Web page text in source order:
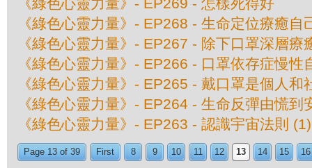
《綠色心靈力量》- EP268 - 生命定位療癒自
《綠色心靈力量》- EP267 - 除下口罩深層療
《綠色心靈力量》- EP266 - 口罩依存症慢性
《綠色心靈力量》- EP265 - 戴口罩是個人和
《綠色心靈力量》- EP264 - 生命反彈由慌到
《綠色心靈力量》- EP263 - 認識宇宙法則 (1)
Page 13 of 39 First 8 9 10 11 12 13 14 15 16